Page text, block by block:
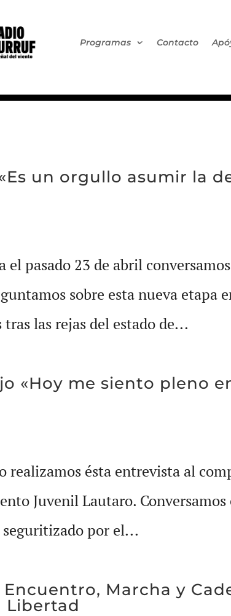
Programas Contacto
un orgullo asumir la
pasado 23 de abril
sobre esta nueva etapa
las rejas del estado de...
«Hoy me siento pleno
realizamos ésta entrevista al
Juvenil Lautaro. Conversamos
por el...
Marcha y
Libertad